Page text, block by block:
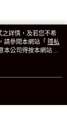
之詳情，及若您不希
請參閱本網站「 隱私
本公司得按本網站使